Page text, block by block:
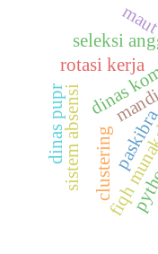
dinas
fiqh
rotasi kerja
sistem absensi clustering
seleksi
maut
dinas pupr